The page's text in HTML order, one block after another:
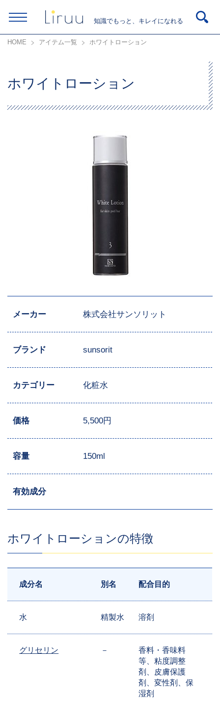
知識でもっと、キレイになれる
HOME アイテム一覧 ホワイトローション
ホワイトローション
メーカー 株式会社サンソリット
ブランド sunsorit
カテゴリー 化粧水
価格 5,500円
容量 150ml
有効成分
ホワイトローションの特徴
成分名 別名 配合目的
水 精製水 溶剤
グリセリン －
香料・香味料
等、粘度調整
剤、皮膚保護
剤、変性剤、保
湿剤